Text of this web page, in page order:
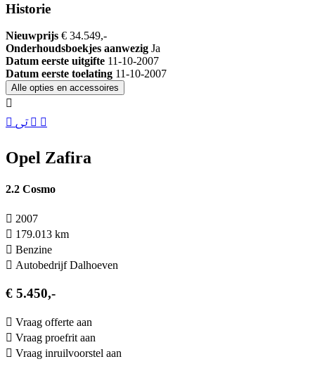
Historie
Nieuwprijs € 34.549,-
Onderhoudsboekjes aanwezig Ja
Datum eerste uitgifte 11-10-2007
Datum eerste toelating 11-10-2007
Alle opties en accessoires
Opel Zafira
2.2 Cosmo
2007
179.013 km
Benzine
Autobedrijf Dalhoeven
€ 5.450,-
Vraag offerte aan
Vraag proefrit aan
Vraag inruilvoorstel aan